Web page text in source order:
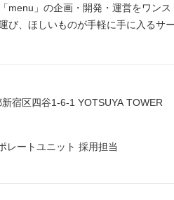
menu」の企画・開発・運営をワンス
び、ほしいものが手軽に手に入るサ
宿区四谷1-6-1 YOTSUYA TOWER
レートユニット 採用担当